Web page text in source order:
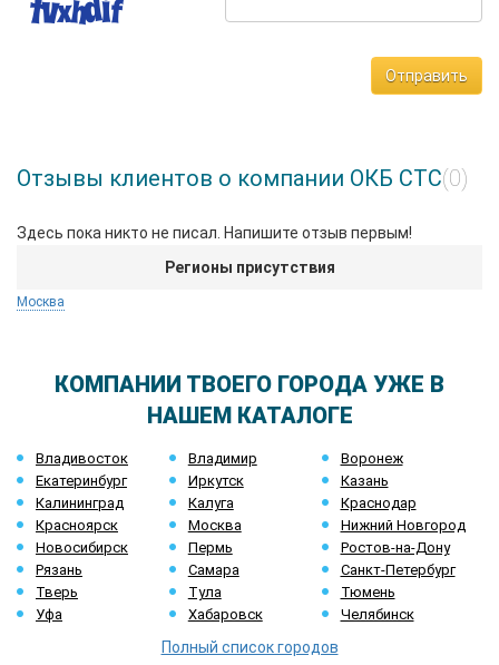
Отправить
Отзывы клиентов о компании ОКБ СТС(0)
Здесь пока никто не писал. Напишите отзыв первым!
Регионы присутствия
Москва
КОМПАНИИ ТВОЕГО ГОРОДА УЖЕ В
НАШЕМ КАТАЛОГЕ
Владивосток Владимир
Воронеж
Екатеринбург
Иркутск
Казань
Калининград
Калуга
Краснодар
Красноярск
Москва
Нижний Новгород
Новосибирск
Пермь
Ростов-на-Дону
Рязань
Самара
Санкт-Петербург
Тверь
Тула
Тюмень
Уфа
Хабаровск Челябинск
Полный список городов